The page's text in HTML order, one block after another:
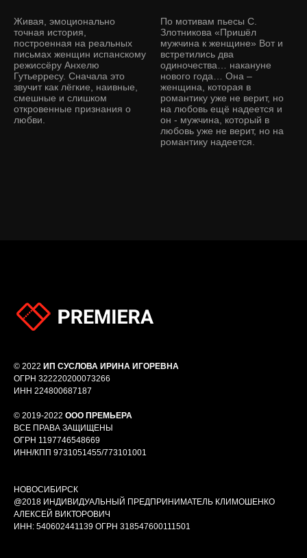
Живая, эмоционально
точная история,
построенная на реальных
письмах женщин испанскому
режиссёру Анхелю
Гутьерресу. Сначала это
звучит как лёгкие, наивные,
смешные и слишком
откровенные признания о
любви.
По мотивам пьесы С.
Злотникова «Пришёл
мужчина к женщине» Вот и
встретились два
одиночества… накануне
нового года… Она –
женщина, которая в
романтику уже не верит, но
на любовь ещё надеется и
он - мужчина, который в
любовь уже не верит, но на
романтику надеется.
© 2022 ИП СУСЛОВА ИРИНА ИГОРЕВНА
ОГРН 322220200073266
ИНН 224800687187
© 2019-2022 ООО ПРЕМЬЕРА
ВСЕ ПРАВА ЗАЩИЩЕНЫ
ОГРН 1197746548669
ИНН/КПП 9731051455/773101001
НОВОСИБИРСК
@2018 ИНДИВИДУАЛЬНЫЙ ПРЕДПРИНИМАТЕЛЬ КЛИМОШЕНКО
АЛЕКСЕЙ ВИКТОРОВИЧ
ИНН: 540602441139 ОГРН 318547600111501